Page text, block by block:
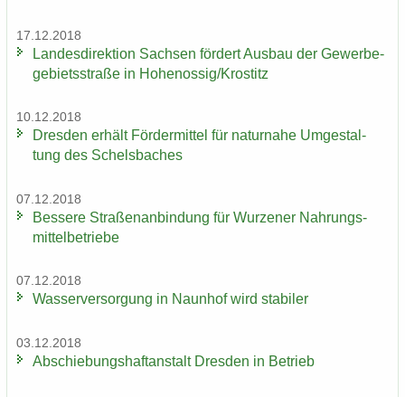
17.12.2018
Lan­des­di­rek­ti­on Sach­sen för­dert Aus­bau der Ge­wer­be­
ge­biets­stra­ße in Ho­he­nos­sig/Krostitz
10.12.2018
Dres­den er­hält För­der­mit­tel für na­tur­na­he Um­ge­stal­
tung des Schels­ba­ches
07.12.2018
Bes­se­re Stra­ßen­an­bin­dung für Wur­ze­ner Nah­rungs­
mit­tel­be­trie­be
07.12.2018
Was­ser­ver­sor­gung in Naun­hof wird sta­bi­ler
03.12.2018
Ab­schie­bungs­haft­an­stalt Dres­den in Be­trieb